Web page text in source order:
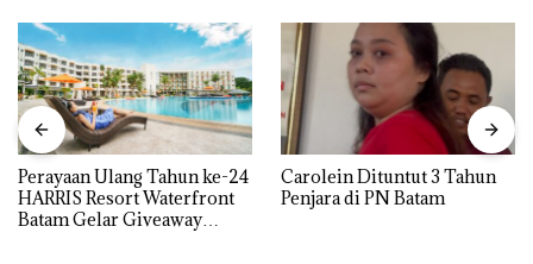
Perayaan Ulang Tahun ke-24
HARRIS Resort Waterfront
Batam Gelar Giveaway
Carolein Dituntut 3 Tahun
Penjara di PN Batam